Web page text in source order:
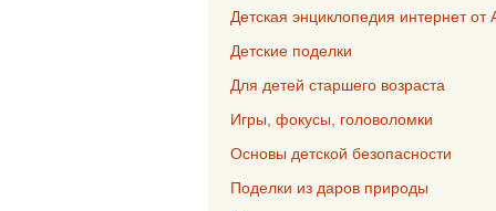
Детская энциклопедия интернет от
Детские поделки
Для детей старшего возраста
Игры, фокусы, головоломки
Основы детской безопасности
Поделки из даров природы